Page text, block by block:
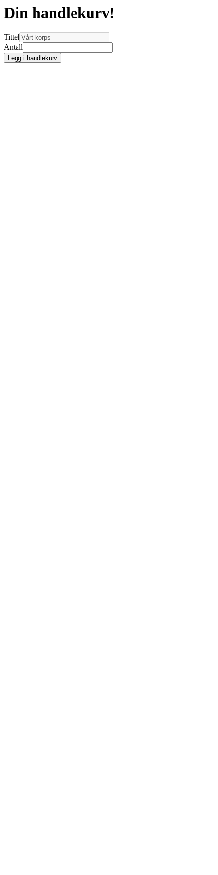
Din handlekurv!
Tittel
Antall